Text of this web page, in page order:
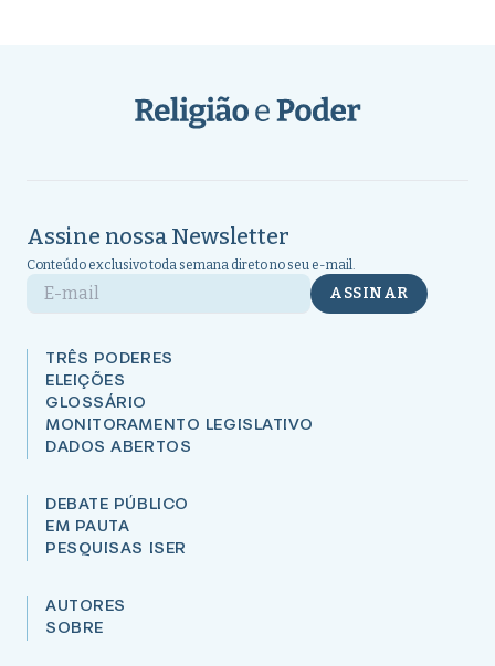
Assine nossa Newsletter
Conteúdo exclusivo toda semana direto no seu e-mail.
E-mail ASSINAR
TRÊS PODERES
ELEIÇÕES
GLOSSÁRIO
MONITORAMENTO LEGISLATIVO
DADOS ABERTOS
DEBATE PÚBLICO
EM PAUTA
PESQUISAS ISER
AUTORES
SOBRE